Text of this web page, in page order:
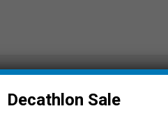
Explorer SUP-Board
Decathlon Sale